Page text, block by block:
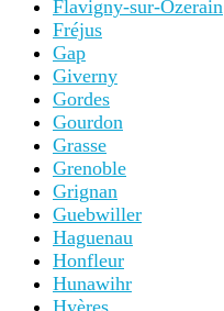
Flavigny-sur-Ozerain
Fréjus
Gap
Giverny
Gordes
Gourdon
Grasse
Grenoble
Grignan
Guebwiller
Haguenau
Honfleur
Hunawihr
Hyères